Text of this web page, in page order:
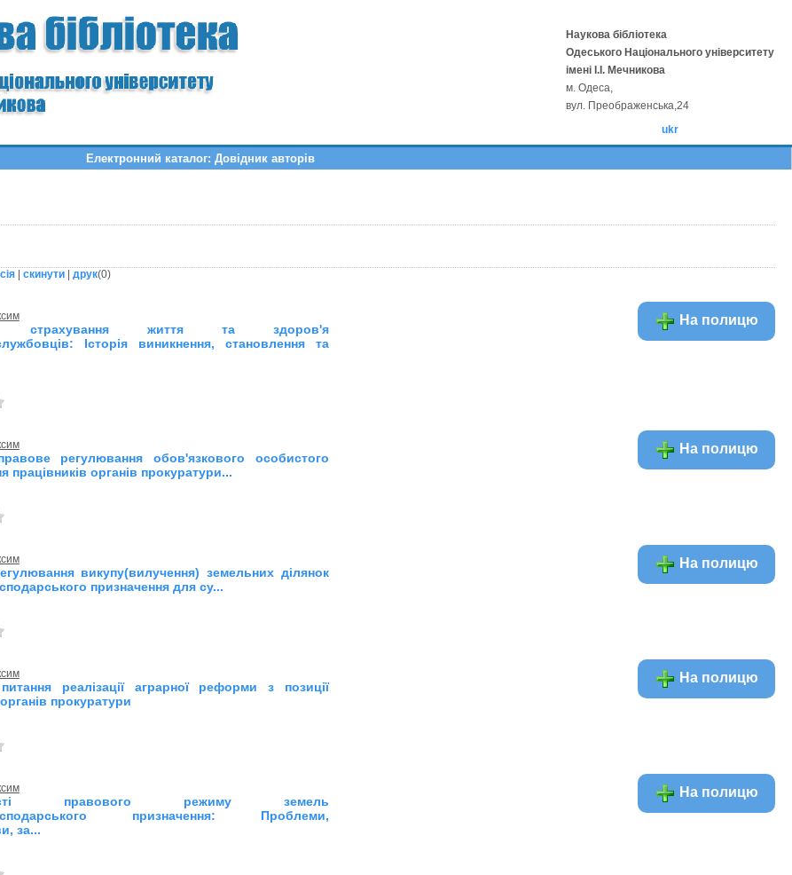
Наукова бібліотека
Одеського Національного університету
імені І.І. Мечникова
м. Одеса,
вул. Преображенська,24
ukr
Електронний каталог: Довідник авторів
| скинути| друк(0)
страхування життя та здоров'я
Історія виникнення, становлення та
На полицю
регулювання обов'язкового особистого
працівників органів прокуратури...
На полицю
викупу(вилучення) земельних ділянок
призначення для су...
На полицю
реалізації аграрної реформи з позиції
прокуратури
На полицю
правового режиму земель
призначення: Проблеми,
за...
На полицю